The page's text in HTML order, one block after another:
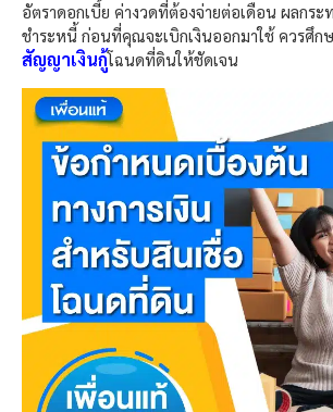
อัตราดอกเบี้ย ค่างวดที่ต้องจ่ายต่อเดือน ผลกร
ชำระหนี้ ก่อนที่คุณจะเบิกเงินออกมาใช้ ควรศึก
สัญญาเงินกู้โฉนดที่ดินให้ชัดเจน